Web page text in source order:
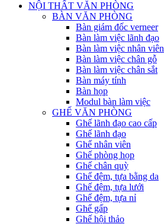
NỘI THẤT VĂN PHÒNG
BÀN VĂN PHÒNG
Bàn giám đốc verneer
Bàn làm việc lãnh đạo
Bàn làm việc nhân viên
Bàn làm việc chân gỗ
Bàn làm việc chân sắt
Bàn máy tính
Bàn họp
Modul bàn làm việc
GHẾ VĂN PHÒNG
Ghế lãnh đạo cao cấp
Ghế lãnh đạo
Ghế nhân viên
Ghế phòng họp
Ghế chân quỳ
Ghế đệm, tựa bằng da
Ghế đệm, tựa lưới
Ghế đệm, tựa nỉ
Ghế gấp
Ghế hội thảo